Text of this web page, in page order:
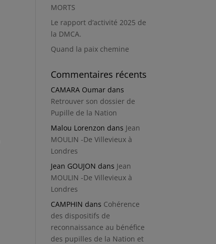
MORTS
Le rapport d’activité 2025 de
la DMCA.
Quand la paix chemine
Commentaires récents
CAMARA Oumar dans
Retrouver son dossier de
Pupille de la Nation
Malou Lorenzon dans Jean
MOULIN -De Villevieux à
Londres
Jean GOUJON dans Jean
MOULIN -De Villevieux à
Londres
CAMPHIN dans Cohérence
des dispositifs de
reconnaissance au bénéfice
des pupilles de la Nation et